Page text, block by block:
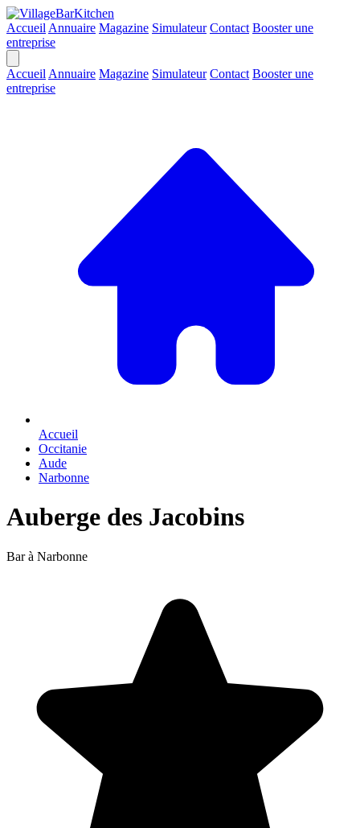
Accueil Annuaire Magazine Simulateur Contact Booster une
entreprise
Accueil Annuaire Magazine Simulateur Contact Booster une
entreprise
Accueil
Occitanie
Aude
Narbonne
Auberge des Jacobins
Bar à Narbonne